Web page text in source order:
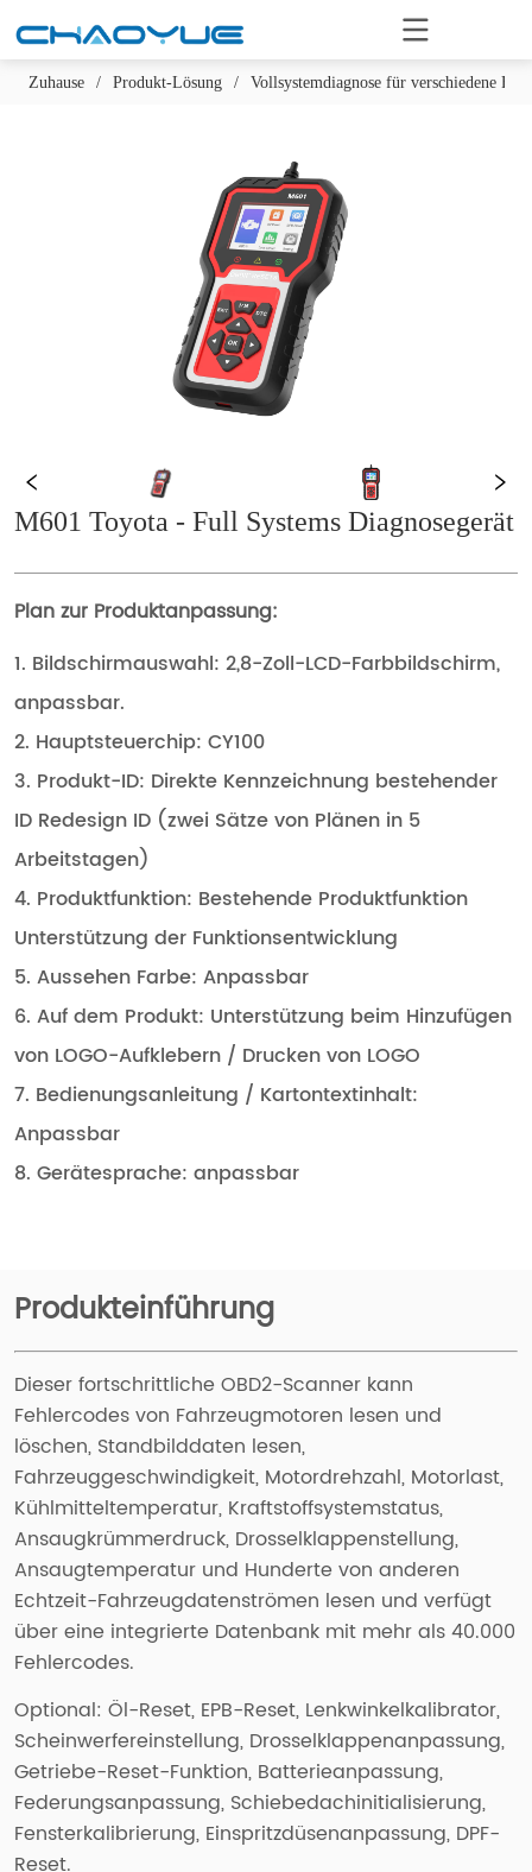
Zuhause / Produkt-Lösung / Vollsystemdiagnose für verschiedene
M601 Toyota - Full Systems Diagnosegerät